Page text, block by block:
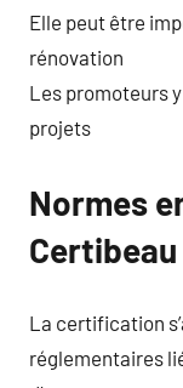
Elle peut être
rénovation
Les promoteurs
projets
Normes
Certibeau
La certification
réglementaires